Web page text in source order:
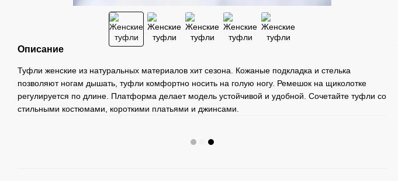
Описание
Туфли женские из натуральных материалов хит сезона. Кожаные подкладка и стелька
позволяют ногам дышать, туфли комфортно носить на голую ногу. Ремешок на щиколотке
регулируется по длине. Платформа делает модель устойчивой и удобной. Сочетайте туфли со
стильными костюмами, короткими платьями и джинсами.